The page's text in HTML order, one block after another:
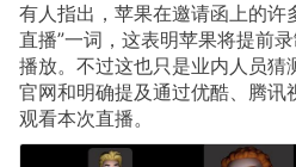
有人指出，苹果在邀请函上的许
直播”一词，这表明苹果将提前
播放。不过这也只是业内人员猜
官网和明确提及通过优酷、腾讯
观看本次直播。